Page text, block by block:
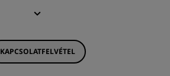
KAPCSOLATFELVÉTEL